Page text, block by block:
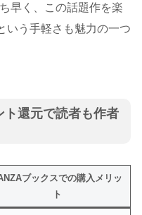
早く、この話題作を楽
いう手軽さも魅力の一つ
ト還元で読者も作者
ブックスでの購入メリッ
ト